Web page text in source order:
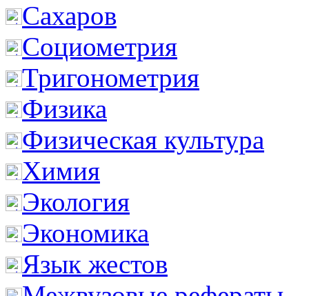
Сахаров
Социометрия
Тригонометрия
Физика
Физическая культура
Химия
Экология
Экономика
Язык жестов